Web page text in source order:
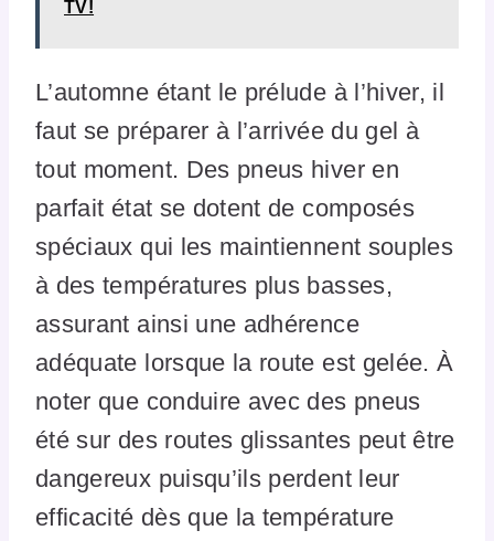
TV!
L’automne étant le prélude à l’hiver, il
faut se préparer à l’arrivée du gel à
tout moment. Des pneus hiver en
parfait état se dotent de composés
spéciaux qui les maintiennent souples
à des températures plus basses,
assurant ainsi une adhérence
adéquate lorsque la route est gelée. À
noter que conduire avec des pneus
été sur des routes glissantes peut être
dangereux puisqu’ils perdent leur
efficacité dès que la température